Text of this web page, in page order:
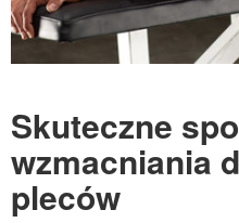
Skuteczne
wzmacniania
pleców